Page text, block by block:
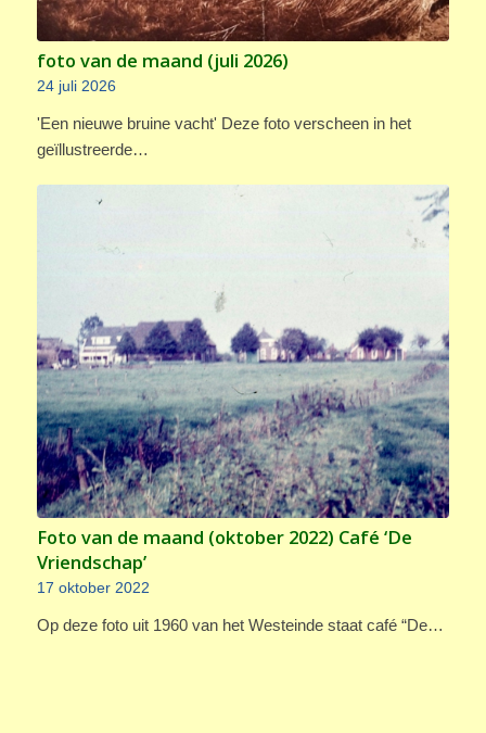
foto van de maand (juli 2026)
24 juli 2026
'Een nieuwe bruine vacht' Deze foto verscheen in het
geïllustreerde…
Foto van de maand (oktober 2022) Café ‘De
Vriendschap’
17 oktober 2022
Op deze foto uit 1960 van het Westeinde staat café “De…